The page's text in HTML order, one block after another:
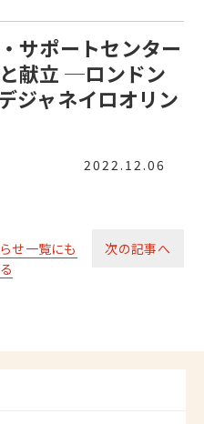
サポートセンター
献立 ─ロンドン
ジャネイロオリン
2022.12.06
せ一覧にも
次の記事へ